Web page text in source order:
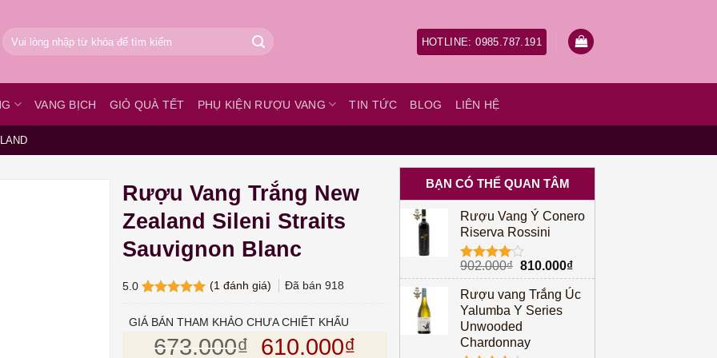
Tìm
kiếm:
HOTLINE: 0985.787.191
VANG BỊCH GIỎ QUÀ TẾT PHỤ KIỆN RƯỢU VANG TIN TỨC BLOG LIÊN HỆ
BẠN CÓ THỂ QUAN TÂM
Rượu Vang Ý Conero
Riserva Rossini
Được
xếp hạng
4.005
sao
902.000₫ Giá
gốc
là:
902.000₫.
810.000₫Giá
hiện
tại
Rượu vang Trắng Úc
Yalumba Y Series
Unwooded
Chardonnay
Rượu Vang Trắng New
Zealand Sileni Straits
Sauvignon Blanc
5.0
dựa trên
(1 đánh giá) Đã bán 918
GIÁ BÁN THAM KHẢO CHƯA CHIẾT KHẤU
673.000₫ Giá gốc là: 673.000₫.
610.000₫ Giá hiện tại là: 610.000₫.